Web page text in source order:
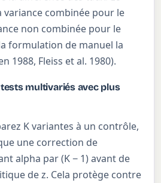
variance combinée pour le
non combinée pour le
formulation de manuel la
1988, Fleiss et al. 1980).
multivariés avec plus
K variantes à un contrôle,
une correction de
alpha par (K − 1) avant de
de z. Cela protège contre